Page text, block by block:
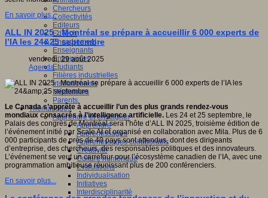
Chercheurs
Collectivités
Editeurs
EdTech
Encadrement
Enseignants
Entreprises
Etudiants
Filières industrielles
Institutionnels
Médiateurs
Parents
Thématiques
Apprendre et enseigner
Apprendre
Apprentissages
Apprentissages collaboratifs
Créativité
Culture numérique
Evaluations
Individualisation
Initiatives
Interdisciplinarité
En savoir plus...
ALL IN 2025 : Montréal se prépare à accueillir 6 000 experts de
l’IA les 24&25 septembre
vendredi, 29 août 2025
Agenda
Le Canada s’apprête à accueillir l’un des plus grands rendez-vous
mondiaux consacrés à l’intelligence artificielle. Les 24 et 25 septembre, le
Palais des congrès de Montréal sera l’hôte d’ALL IN 2025, troisième édition de
l’événement initié par Scale AI et organisé en collaboration avec Mila. Plus de 6
000 participants de près de 40 pays sont attendus, dont des dirigeants
d’entreprise, des chercheurs, des responsables politiques et des innovateurs.
L’événement se veut un carrefour pour l’écosystème canadien de l’IA, avec une
programmation ambitieuse réunissant plus de 200 conférenciers.
En savoir plus...